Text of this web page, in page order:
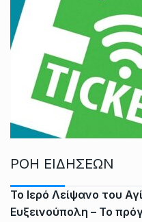
ΡΟΗ ΕΙΔΗΣΕΩΝ
Το Ιερό Λείψανο του
Ευξεινούπολη – Το